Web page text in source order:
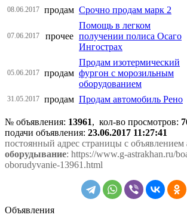
08.06.2017 продам Срочно продам марк 2
07.06.2017 прочее
Помощь в легком
получении полиса Осаго
Ингострах
05.06.2017 продам
Продам изотермический
фургон с морозильным
оборудованием
31.05.2017 продам Продам автомобиль Рено
№ объявления: 13961, кол-во просмотров:
подачи объявления: 23.06.2017 11:27:41
постоянный адрес страницы с объявлением
оборудывание: https://www.g-astrakhan.ru/
oborudyvanie-13961.html
Объявления